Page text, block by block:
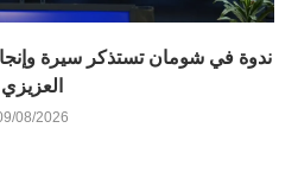
ندوة في شومان تستذكر سيرة
العزيزي
08/2026